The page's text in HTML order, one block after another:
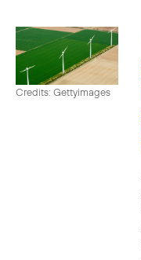
Credits: Gettyimages